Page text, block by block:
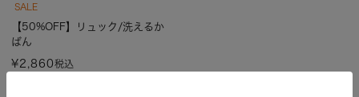
SALE
【50%OFF】リュック/洗えるか
ばん
¥2,860税込